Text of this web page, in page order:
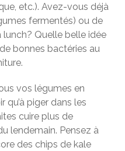
etc.). Avez-vous déjà
fermentés) ou de
Quelle belle idée
bonnes bactéries au
vos légumes en
qu’à piger dans les
cuire plus de
lendemain. Pensez à
des chips de kale